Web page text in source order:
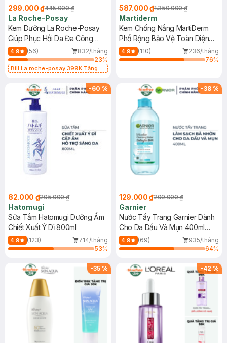
299.000 ₫445.000 ₫
La Roche-Posay
Kem Dưỡng La Roche-Posay
Giúp Phục Hồi Da Đa Công
Dụng 40ml
4.9 (56)
832/tháng
23%
Bill La roche-posay 399K Tặng
(SL có hạn)
587.000 ₫1.350.000 ₫
Martiderm
Kem Chống Nắng MartiDerm
Phổ Rộng Bảo Vệ Toàn Diện
40ml
4.9 (110)
236/tháng
76%
-60 %
82.000 ₫205.000 ₫
Hatomugi
Sữa Tắm Hatomugi Dưỡng Ẩm
Chiết Xuất Ý Dĩ 800ml
4.9 (123)
714/tháng
53%
-38 %
129.000 ₫209.000 ₫
Garnier
Nước Tẩy Trang Garnier Dành
Cho Da Dầu Và Mụn 400ml
(Mới)
4.9 (69)
935/tháng
64%
-35 % -42 %